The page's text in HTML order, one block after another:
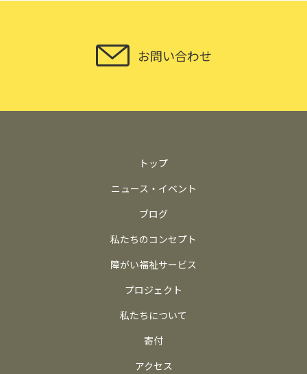
お問い合わせ
トップ
ニュース・イベント
ブログ
私たちのコンセプト
障がい福祉サービス
プロジェクト
私たちについて
寄付
アクセス